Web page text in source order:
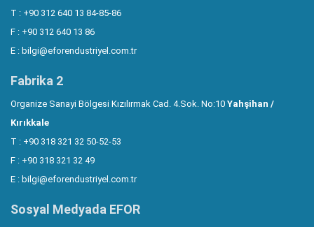
T : +90 312 640 13 84-85-86
F : +90 312 640 13 86
E : bilgi@eforendustriyel.com.tr
Fabrika 2
Organize Sanayi Bölgesi Kızılırmak Cad. 4.Sok. No:10 Yahşihan /
Kırıkkale
T : +90 318 321 32 50-52-53
F : +90 318 321 32 49
E : bilgi@eforendustriyel.com.tr
Sosyal Medyada EFOR